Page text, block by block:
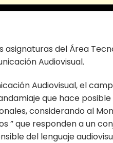
asignaturas del Área
Audiovisual.
Audiovisual, el
que hace
considerando al
” que responden a un
del lenguaje